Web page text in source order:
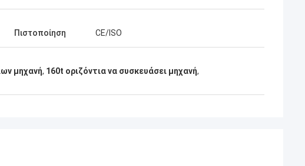
Πιστοποίηση CE/ISO
μηχανή, 160t οριζόντια να συσκευάσει μηχανή,